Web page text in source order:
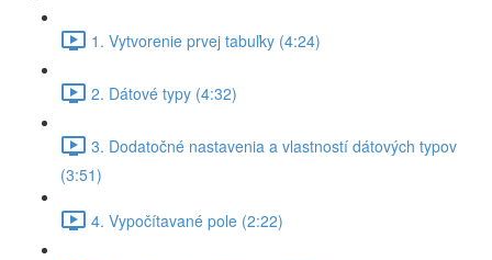
1. Vytvorenie prvej tabuľky (4:24)
2. Dátové typy (4:32)
3. Dodatočné nastavenia a vlastností dátových typov
(3:51)
4. Vypočítavané pole (2:22)